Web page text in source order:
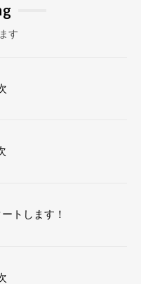
す
トします！